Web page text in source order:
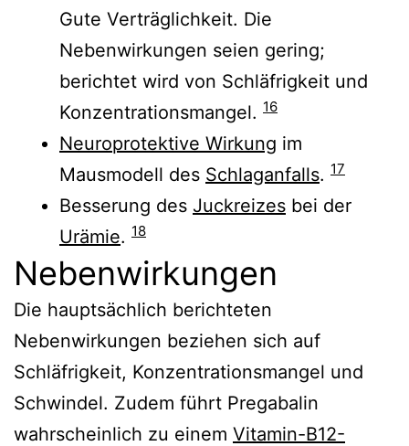
Gute Verträglichkeit. Die
Nebenwirkungen seien gering;
berichtet wird von Schläfrigkeit und
Konzentrationsmangel. 16
Neuroprotektive Wirkung im
Mausmodell des Schlaganfalls. 17
Besserung des Juckreizes bei der
Urämie. 18
Nebenwirkungen
Die hauptsächlich berichteten
Nebenwirkungen beziehen sich auf
Schläfrigkeit, Konzentrationsmangel und
Schwindel. Zudem führt Pregabalin
wahrscheinlich zu einem Vitamin-B12-